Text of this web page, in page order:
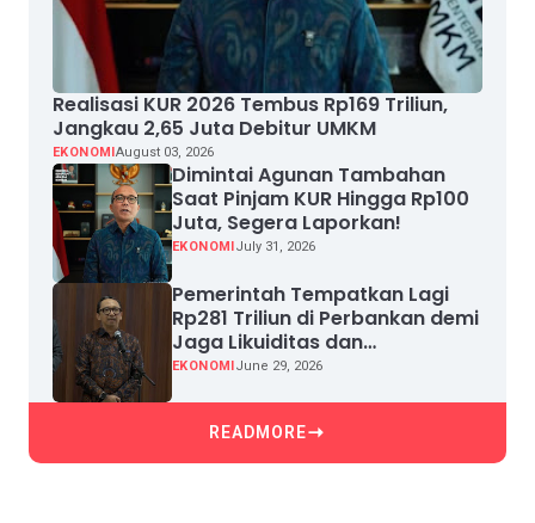
Realisasi KUR 2026 Tembus Rp169 Triliun,
Jangkau 2,65 Juta Debitur UMKM
EKONOMIAugust 03, 2026
Dimintai Agunan Tambahan
Saat Pinjam KUR Hingga Rp100
Juta, Segera Laporkan!
EKONOMIJuly 31, 2026
Pemerintah Tempatkan Lagi
Rp281 Triliun di Perbankan demi
Jaga Likuiditas dan
Pertumbuhan Kredit
EKONOMIJune 29, 2026
READMORE